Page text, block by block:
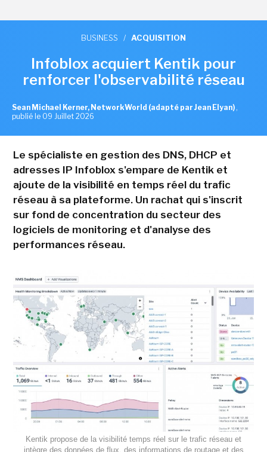
BUSINESS / ACQUISITION
Infoblox acquiert Kentik pour
renforcer l'observabilité réseau
Sean Michael Kerner, NetworkWorld (adapté par Jean Elyan) ,
publié le 09 Juillet 2026
Le spécialiste en gestion des DNS, DHCP et
adresses IP Infoblox s'empare de Kentik et
ajoute de la visibilité en temps réel du trafic
réseau à sa plateforme. Un rachat qui s'inscrit
sur fond de concentration du secteur des
logiciels de monitoring et d'analyse des
performances réseau.
Kentik propose de la visibilité temps réel sur le trafic réseau et
intègre des données de flux, des informations de routage et des